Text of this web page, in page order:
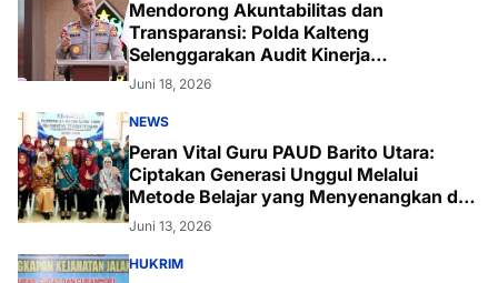
Inovatif
Juni 13, 2026
HUKRIM
Kalteng Semakin Aman: Polda Kalteng
Berhasil Ungkap 121 Kasus Kejahatan
Mei 30, 2026
NEWS
Pahami Konfirmasi Tilang ETLE di
Kalimantan Tengah: Solusi Cepat